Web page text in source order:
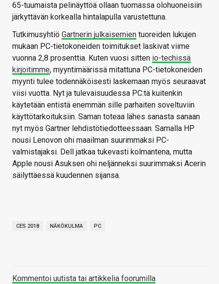
65-tuumaista pelinäyttöä ollaan tuomassa olohuoneisiin
järkyttävän korkealla hintalapulla varustettuna.
Tutkimusyhtiö Gartnerin julkaisemien tuoreiden lukujen
mukaan PC-tietokoneiden toimitukset laskivat viime
vuonna 2,8 prosenttia. Kuten vuosi sitten io-techissä
kirjoitimme, myyntimäärissä mitattuna PC-tietokoneiden
myynti tulee todennäköisesti laskemaan myös seuraavat
viisi vuotta. Nyt ja tulevaisuudessa PC:tä kuitenkin
käytetään entistä enemmän sille parhaiten soveltuviin
käyttötarkoituksiin. Saman toteaa lähes sanasta sanaan
nyt myös Gartner lehdistötiedotteessaan. Samalla HP
nousi Lenovon ohi maailman suurimmaksi PC-
valmistajaksi. Dell jatkaa tukevasti kolmantena, mutta
Apple nousi Asuksen ohi neljänneksi suurimmaksi Acerin
säilyttäessä kuudennen sijansa.
CES 2018 NÄKÖKULMA PC
Kommentoi uutista tai artikkelia foorumilla